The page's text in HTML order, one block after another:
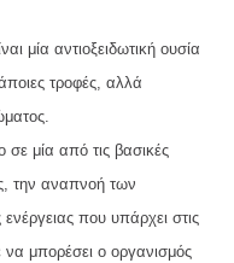
μία αντιοξειδωτική ουσία
τροφές, αλλά
σε μία από τις βασικές
την αναπνοή των
που υπάρχει στις
να μπορέσει ο οργανισμός